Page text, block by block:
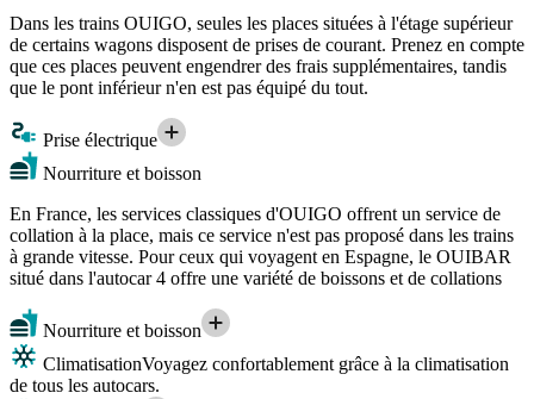
Dans les trains OUIGO, seules les places situées à l'étage supérieur
de certains wagons disposent de prises de courant. Prenez en compte
que ces places peuvent engendrer des frais supplémentaires, tandis
que le pont inférieur n'en est pas équipé du tout.
Prise électrique
Nourriture et boisson
En France, les services classiques d'OUIGO offrent un service de
collation à la place, mais ce service n'est pas proposé dans les trains
à grande vitesse. Pour ceux qui voyagent en Espagne, le OUIBAR
situé dans l'autocar 4 offre une variété de boissons et de collations
Nourriture et boisson
ClimatisationVoyagez confortablement grâce à la climatisation
de tous les autocars.